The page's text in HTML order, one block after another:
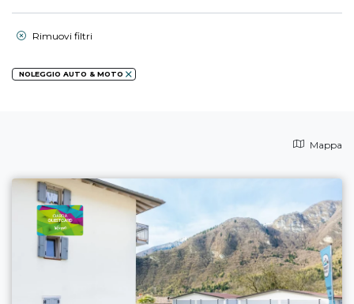
Rimuovi filtri
NOLEGGIO AUTO & MOTO
Mappa